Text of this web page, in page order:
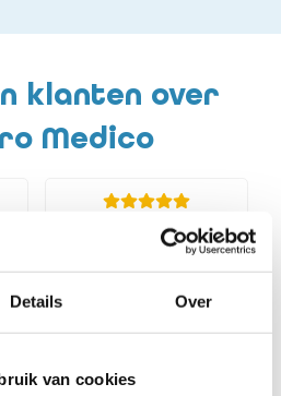
Details Over
van cookies
klanten over
Medico
Al jaren doen wij met
onze praktijk zaken met
Electro Medico. Van het
leveren van onze
gebied van inrichting van